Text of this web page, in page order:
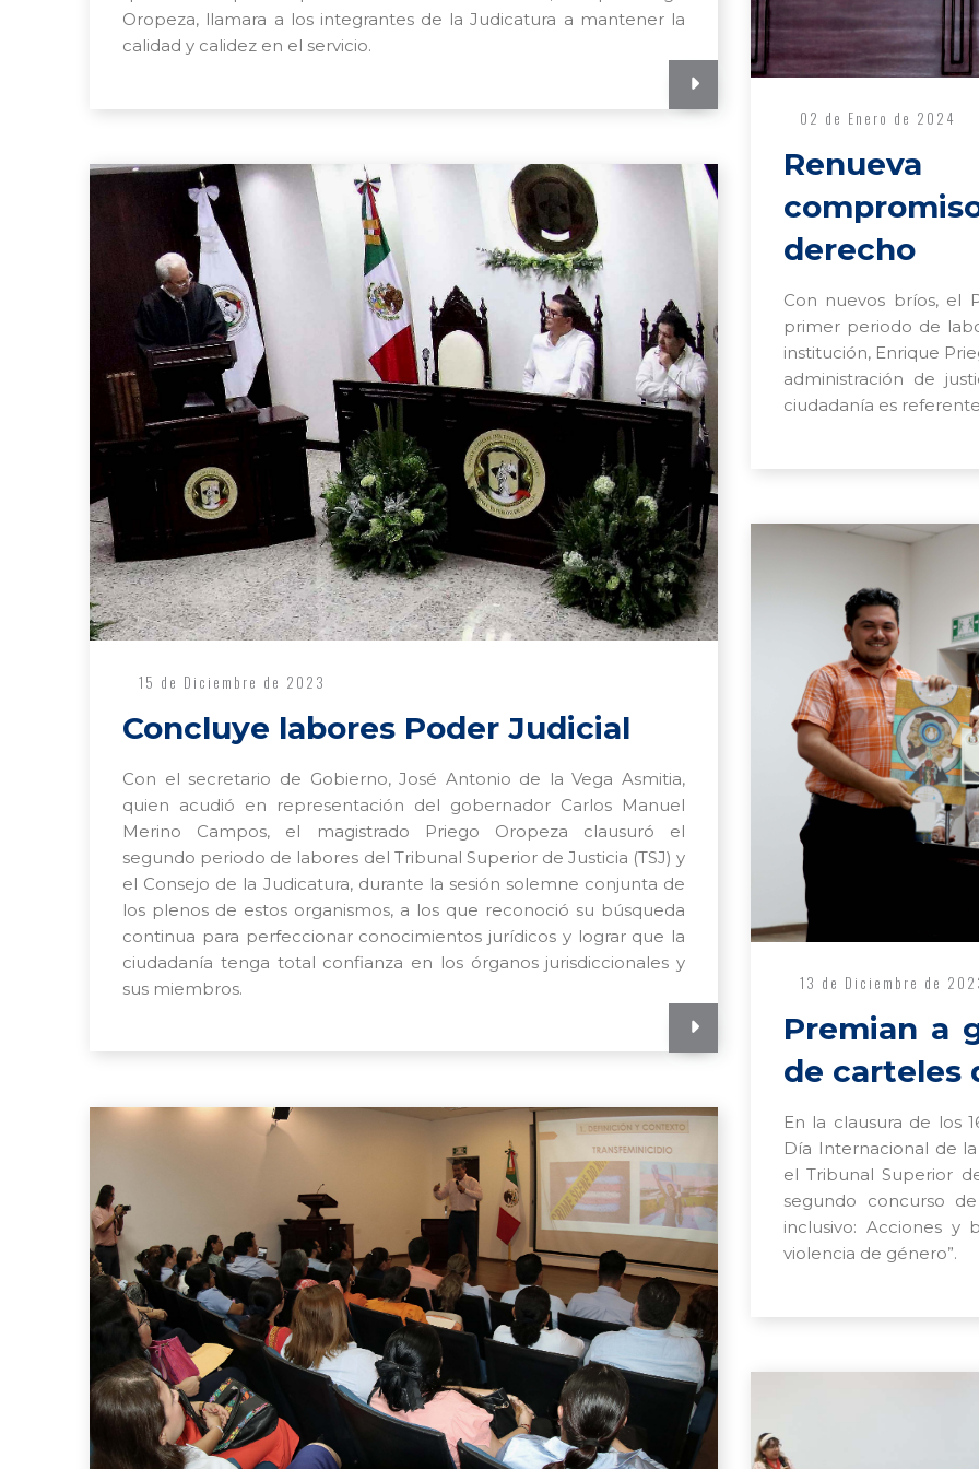
Oropeza, llamara a los integrantes de la Judicatura a mantener la
calidad y calidez en el servicio.
02 de Enero de 2024
derecho
Con nuevos bríos, el
primer periodo de
institución, Enrique
administración de
ciudadanía es
15 de Diciembre de 2023
Concluye labores Poder Judicial
Con el secretario de Gobierno, José Antonio de la Vega Asmitia,
quien acudió en representación del gobernador Carlos Manuel
Merino Campos, el magistrado Priego Oropeza clausuró el
segundo periodo de labores del Tribunal Superior de Justicia (TSJ) y
el Consejo de la Judicatura, durante la sesión solemne conjunta de
los plenos de estos organismos, a los que reconoció su búsqueda
continua para perfeccionar conocimientos jurídicos y lograr que la
ciudadanía tenga total confianza en los órganos jurisdiccionales y
sus miembros.
13 de Diciembre de
Premian a
de carteles
En la clausura de los
Día Internacional de
el Tribunal Superior
segundo concurso
inclusivo: Acciones y
violencia de género”.